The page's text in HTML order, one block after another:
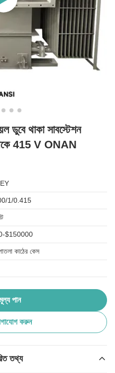
ডুবে থাকা সাবস্টেশন
415 V ONAN
1/0.415
$150000
কাঠের কেস
পান
করুন
তথ্য